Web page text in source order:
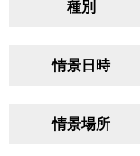
種別
情景日時
情景場所